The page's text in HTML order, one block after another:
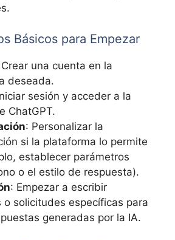
Básicos para Empezar
una cuenta en la
deseada.
sesión y acceder a la
ChatGPT.
: Personalizar la
si la plataforma lo permite
establecer parámetros
o el estilo de respuesta).
: Empezar a escribir
o solicitudes específicas para
generadas por la IA.